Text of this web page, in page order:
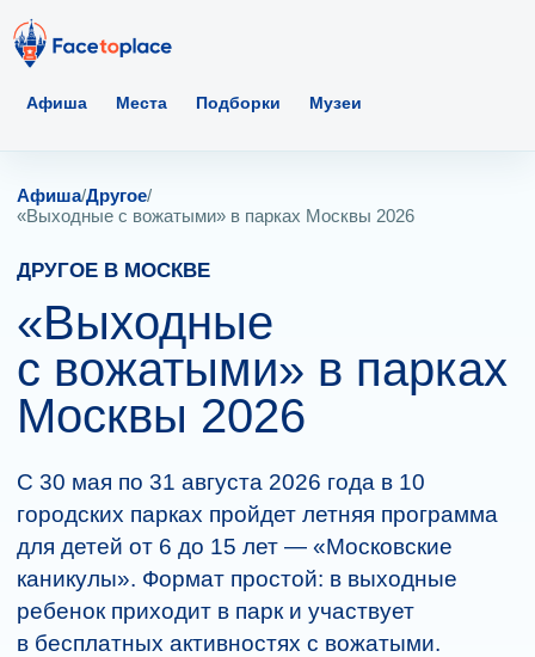
Афиша Места Подборки Музеи
Афиша/Другое/
«Выходные с вожатыми» в парках Москвы 2026
ДРУГОЕ В МОСКВЕ
«Выходные
с вожатыми» в парках
Москвы 2026
С 30 мая по 31 августа 2026 года в 10
городских парках пройдет летняя программа
для детей от 6 до 15 лет — «Московские
каникулы». Формат простой: в выходные
ребенок приходит в парк и участвует
в бесплатных активностях с вожатыми.